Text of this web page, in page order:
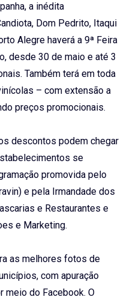
a inédita
Dom Pedrito, Itaqui
Alegre haverá a 9ª Feira
desde 30 de maio e até 3
Também terá em toda
– com extensão a
preços promocionais.
descontos podem chegar
se
promovida pelo
e pela Irmandade dos
e Restaurantes e
e Marketing.
as melhores fotos de
com apuração
do Facebook. O